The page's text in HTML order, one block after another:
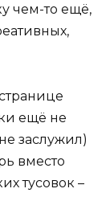
чем-то ещё,
ещё не
заслужил)
вместо
тусовок –